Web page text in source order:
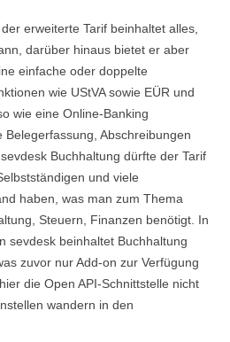
erweiterte Tarif beinhaltet alles,
darüber hinaus bietet er aber
einfache oder doppelte
wie UStVA sowie EÜR und
wie eine Online-Banking
Belegerfassung, Abschreibungen
Buchhaltung dürfte der Tarif
und viele
haben, was man zum Thema
Steuern, Finanzen benötigt. In
sevdesk beinhaltet Buchhaltung
zuvor nur Add-on zur Verfügung
die Open API-Schnittstelle nicht
wandern in den